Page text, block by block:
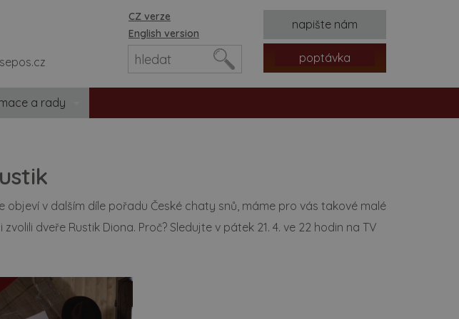
CZ verze
English version
napište nám
poptávka
a rady
/ aktuality
rady
návody
/ prohlášení
objeví v dalším díle pořadu České chaty snů, máme pro vás takové malé
dveře Rustik Diona. Proč? Sledujte v pátek 21. 4. ve 22 hodin na TV